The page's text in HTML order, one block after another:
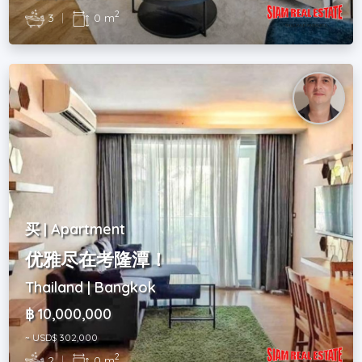
3 | 0 m2
买 | Apartment
优雅尽在考隆潭！
Thailand | Bangkok
฿ 10,000,000
~ USD$ 302,000
2